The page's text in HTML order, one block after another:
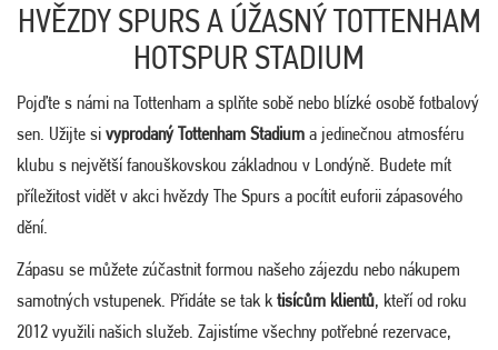
HVĚZDY SPURS A ÚŽASNÝ TOTTENHAM
HOTSPUR STADIUM
Pojďte s námi na Tottenham a splňte sobě nebo blízké osobě fotbalový
sen. Užijte si vyprodaný Tottenham Stadium a jedinečnou atmosféru
klubu s největší fanouškovskou základnou v Londýně. Budete mít
příležitost vidět v akci hvězdy The Spurs a pocítit euforii zápasového
dění.
Zápasu se můžete zúčastnit formou našeho zájezdu nebo nákupem
samotných vstupenek. Přidáte se tak ktisícům klientů, kteří od roku
2012 využili našich služeb. Zajistíme všechny potřebné rezervace,